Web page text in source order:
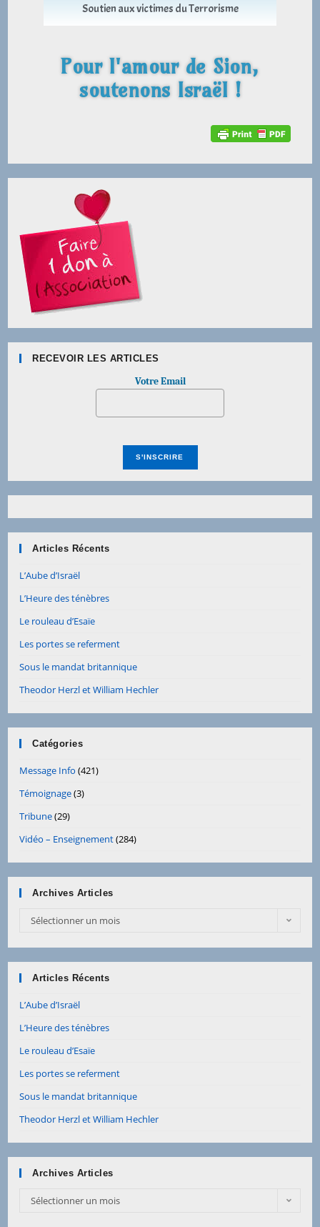
Soutien aux victimes du Terrorisme
Pour l'amour de Sion,
soutenons Israël !
RECEVOIR LES ARTICLES
Votre Email
Articles Récents
L’Aube d’Israël
L’Heure des ténèbres
Le rouleau d’Esaïe
Les portes se referment
Sous le mandat britannique
Theodor Herzl et William Hechler
Catégories
Message Info (421)
Témoignage(3)
Tribune(29)
Vidéo – Enseignement(284)
Archives Articles
Sélectionner un mois
Articles Récents
L’Aube d’Israël
L’Heure des ténèbres
Le rouleau d’Esaïe
Les portes se referment
Sous le mandat britannique
Theodor Herzl et William Hechler
Archives Articles
Sélectionner un mois